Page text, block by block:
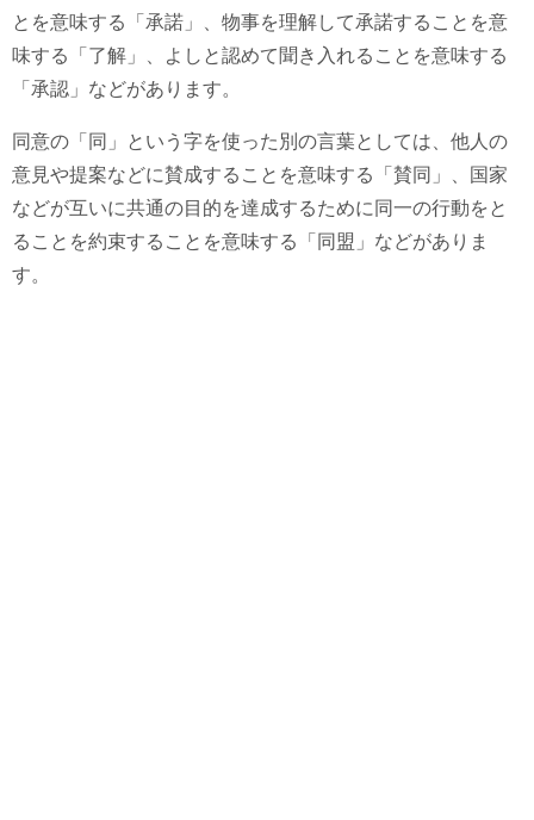
とを意味する「承諾」、物事を理解して承諾することを意
味する「了解」、よしと認めて聞き入れることを意味する
「承認」などがあります。
同意の「同」という字を使った別の言葉としては、他人の
意見や提案などに賛成することを意味する「賛同」、国家
などが互いに共通の目的を達成するために同一の行動をと
ることを約束することを意味する「同盟」などがありま
す。